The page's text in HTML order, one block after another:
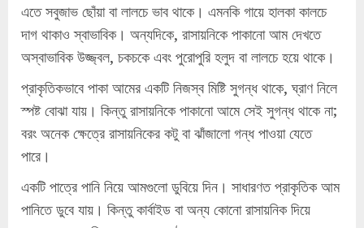
এতে সবুজাভ ছোঁয়া বা লালচে ভাব থাকে। এমনকি গায়ে হালকা কালচে
দাগ থাকাও স্বাভাবিক। অন্যদিকে, রাসায়নিকে পাকানো আম দেখতে
অস্বাভাবিক উজ্জ্বল, চকচকে এবং পুরোপুরি হলুদ বা লালচে হয়ে থাকে।
প্রাকৃতিকভাবে পাকা আমের একটি নিজস্ব মিষ্টি সুগন্ধ থাকে, ঘ্রাণ নিলে
স্পষ্ট বোঝা যায়। কিন্তু রাসায়নিকে পাকানো আমে সেই সুগন্ধ থাকে না;
বরং অনেক ক্ষেত্রে রাসায়নিকের কটু বা ঝাঁজালো গন্ধ পাওয়া যেতে
পারে।
একটি পাত্রে পানি নিয়ে আমগুলো ডুবিয়ে দিন। সাধারণত প্রাকৃতিক আম
পানিতে ডুবে যায়। কিন্তু কার্বাইড বা অন্য কোনো রাসায়নিক দিয়ে